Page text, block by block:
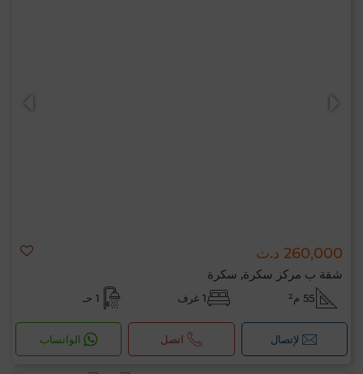
260,000 د.ت
شقة ب مركز سكرة, سكرة
55 م² 1 غرف 1 حـ
لإتصال اتصل الواتساب